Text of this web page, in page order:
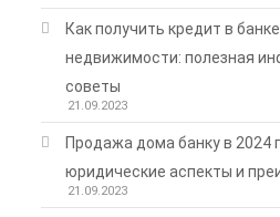
Как получить кредит в
недвижимости: полезная
советы
21.09.2023
Продажа дома банку в 2024
юридические аспекты и
21.09.2023